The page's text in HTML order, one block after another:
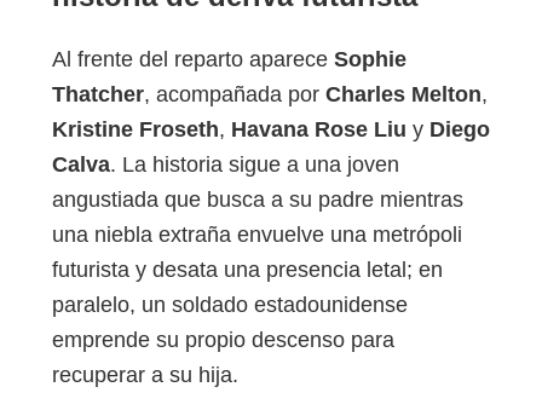
Al frente del reparto aparece Sophie
Thatcher, acompañada por Charles Melton,
Kristine Froseth, Havana Rose Liu y Diego
Calva. La historia sigue a una joven
angustiada que busca a su padre mientras
una niebla extraña envuelve una metrópoli
futurista y desata una presencia letal; en
paralelo, un soldado estadounidense
emprende su propio descenso para
recuperar a su hija.